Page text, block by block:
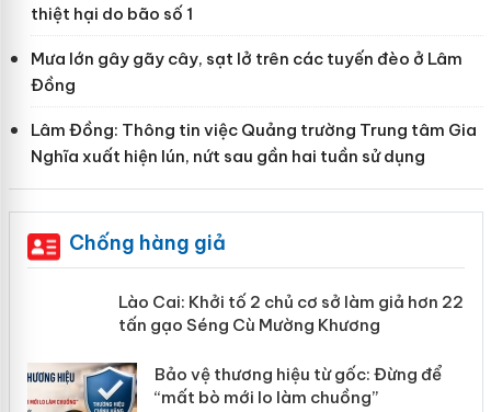
thiệt hại do bão số 1
Mưa lớn gây gãy cây, sạt lở trên các tuyến đèo ở Lâm
Đồng
Lâm Đồng: Thông tin việc Quảng trường Trung tâm Gia
Nghĩa xuất hiện lún, nứt sau gần hai tuần sử dụng
Chống hàng giả
Lào Cai: Khởi tố 2 chủ cơ sở làm giả
hơn 22 tấn gạo Séng Cù Mường